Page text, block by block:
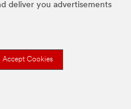
deliver you advertisements
Accept Cookies